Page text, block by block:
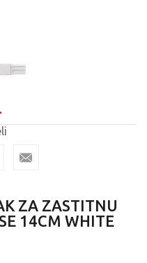
ZA ZASTITNU
14CM WHITE